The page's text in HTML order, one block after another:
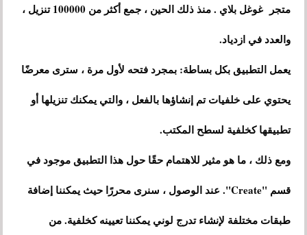
متجر غوغل بلاي . منذ ذلك الحين ، جمع أكثر من 100000 تنزيل ،
والعدد في ازدياد.
يعمل التطبيق بكل بساطة: بمجرد فتحه لأول مرة ، سترى معرضًا
يحتوي على خلفيات تم إنشاؤها بالفعل ، والتي يمكنك تنزيلها أو
تطبيقها كخلفية لسطح المكتب.
ومع ذلك ، ما هو مثير للاهتمام حقًا حول هذا التطبيق موجود في
قسم "Create". عند الوصول ، سنرى محررًا حيث يمكننا إضافة
طبقات مختلفة لإنشاء تدرج لوني يمكننا تعيينه كخلفية. من